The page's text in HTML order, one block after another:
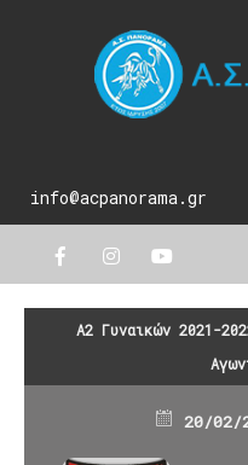
info@acpanorama.gr
Α2 Γυναικών 2021-
20/02/